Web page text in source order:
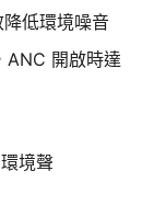
低環境噪音
ANC 開啟時達
境聲